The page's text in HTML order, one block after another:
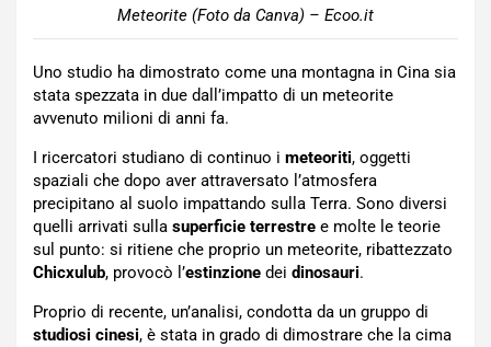
Meteorite (Foto da Canva) – Ecoo.it
Uno studio ha dimostrato come una montagna in Cina sia
stata spezzata in due dall’impatto di un meteorite
avvenuto milioni di anni fa.
I ricercatori studiano di continuo i meteoriti, oggetti
spaziali che dopo aver attraversato l’atmosfera
precipitano al suolo impattando sulla Terra. Sono diversi
quelli arrivati sulla superficie terrestre e molte le teorie
sul punto: si ritiene che proprio un meteorite, ribattezzato
Chicxulub, provocò l’estinzione dei dinosauri.
Proprio di recente, un’analisi, condotta da un gruppo di
studiosi cinesi, è stata in grado di dimostrare che la cima